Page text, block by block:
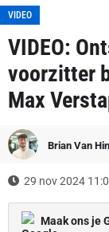
VIDEO
VIDEO:
voorzitter
Max
Brian Van
29 nov 2024
Maak ons je